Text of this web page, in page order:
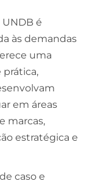
é
às demandas
uma
em áreas
marcas,
estratégica e
caso e